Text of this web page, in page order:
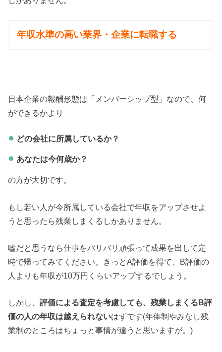
年収水準の高い業界・企業に転職する
日本企業の報酬形態は「メンバーシップ型」なので、何
ができるかより
どの会社に所属しているか？
あなたは今何歳か？
の方が大切です。
もし若い人が今所属している会社で年収をアップさせよ
うと思ったら残業しまくるしかありません。
嘘だと思うなら仕事をバリバリ頑張って成果を出して定
時で帰ってみてください。きっとA評価を得て、B評価の
人よりも年収が10万円くらいアップするでしょう。
しかし、評価による査定を考慮しても、残業しまくるB評
価の人の年収は越えられないはずです(年俸制やみなし残
業制のところはちょっと事情が違うと思いますが。)